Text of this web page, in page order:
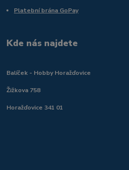
Platební brána GoPay
Kde nás najdete
Balíček - Hobby Horažďovice
Žižkova 758
Horažďovice 341 01